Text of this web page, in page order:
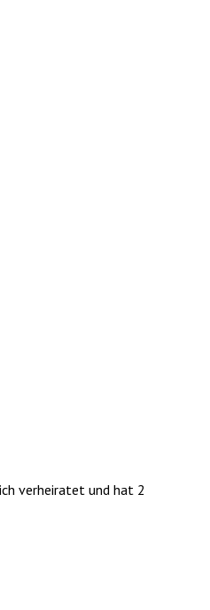
verheiratet und hat 2